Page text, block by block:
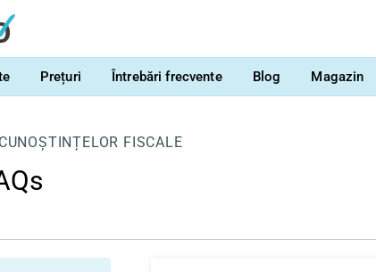
Prețuri Întrebări frecvente Blog Magazin
FISCALE